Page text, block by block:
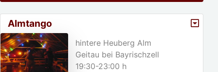
Almtango
hintere Heuberg Alm
Geitau bei Bayrischzell
19:30-23:00 h